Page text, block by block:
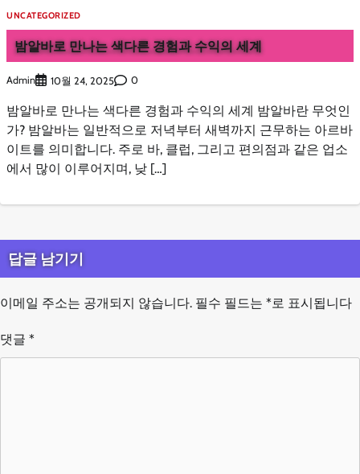
UNCATEGORIZED
밤알바로 만나는 색다른 경험과 수익의 세계
Admin 10월 24, 2025 0
밤알바로 만나는 색다른 경험과 수익의 세계 밤알바란 무엇인
가? 밤알바는 일반적으로 저녁부터 새벽까지 근무하는 아르바
이트를 의미합니다. 주로 바, 클럽, 그리고 편의점과 같은 업소
에서 많이 이루어지며, 낮 […]
답글 남기기
이메일 주소는 공개되지 않습니다. 필수 필드는 *로 표시됩니다
댓글 *